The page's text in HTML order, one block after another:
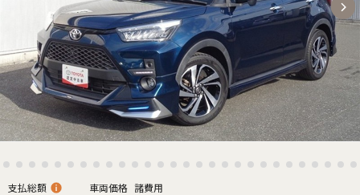
支払総額 車両価格 諸費用